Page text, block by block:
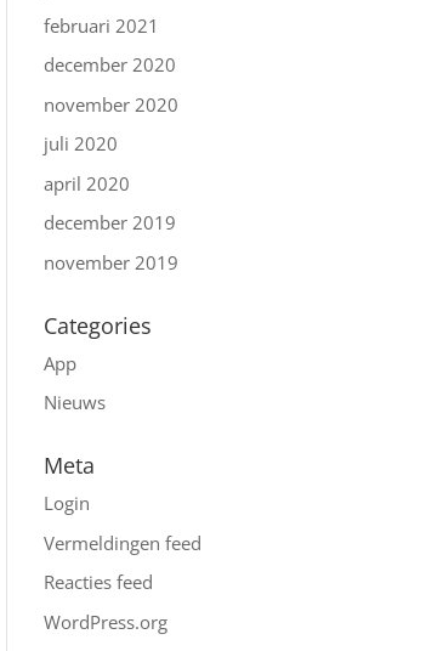
februari 2021
december 2020
november 2020
juli 2020
april 2020
december 2019
november 2019
Categories
App
Nieuws
Meta
Login
Vermeldingen feed
Reacties feed
WordPress.org